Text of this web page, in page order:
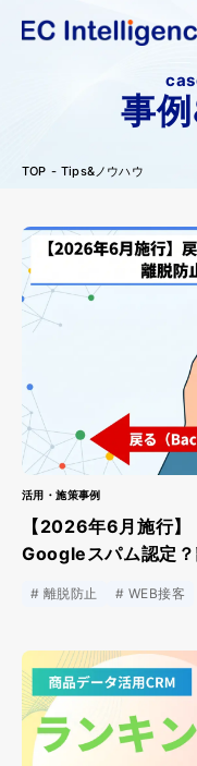
事
TOP Tips&ノウハウ
活用・施策事例
【2026年6月施行
Googleスパム認定
離脱防止 WEB接客